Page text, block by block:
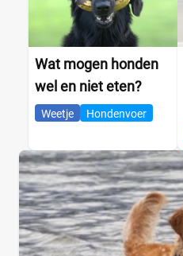
Wat mogen honden
wel en niet eten?
Weetje Hondenvoer